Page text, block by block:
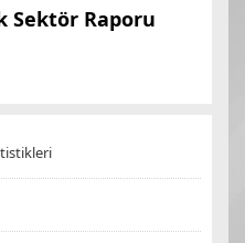
Sektör Raporu